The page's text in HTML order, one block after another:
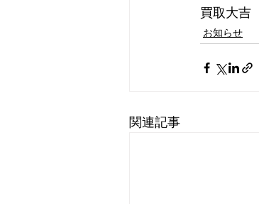
買取大吉
お知らせ
関連記事